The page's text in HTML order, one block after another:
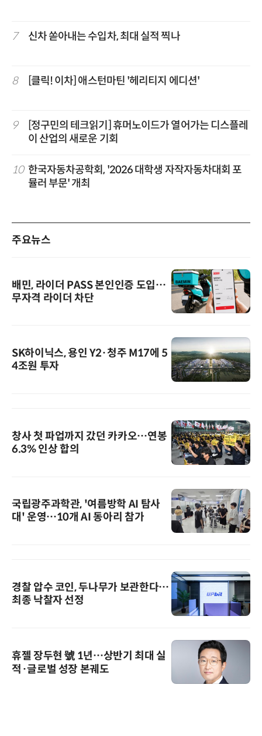
7 신차 쏟아내는 수입차, 최대 실적 찍나
8 [클릭! 이차] 애스턴마틴 '헤리티지 에디션'
9
[정구민의 테크읽기] 휴머노이드가 열어가는 디스플레
이 산업의 새로운 기회
10 한국자동차공학회, '2026 대학생 자작자동차대회 포
뮬러 부문' 개최
주요뉴스
배민, 라이더 PASS 본인인증 도입…
무자격 라이더 차단
SK하이닉스, 용인 Y2·청주 M17에 5
4조원 투자
창사 첫 파업까지 갔던 카카오…연봉
6.3% 인상 합의
국립광주과학관, '여름방학 AI 탐사
대' 운영…10개 AI 동아리 참가
경찰 압수 코인, 두나무가 보관한다…
최종 낙찰자 선정
휴젤 장두현 號 1년…상반기 최대 실
적·글로벌 성장 본궤도